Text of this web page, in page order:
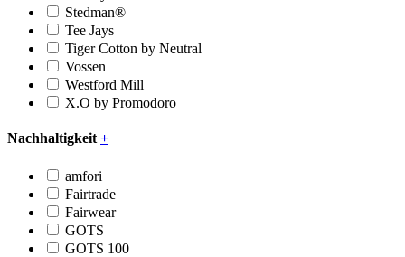
Stedman®
Tee Jays
Tiger Cotton by Neutral
Vossen
Westford Mill
X.O by Promodoro
Nachhaltigkeit +
amfori
Fairtrade
Fairwear
GOTS
GOTS 100